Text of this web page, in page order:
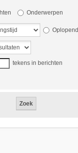
Onderwerpen
Oplopend
tekens in berichten